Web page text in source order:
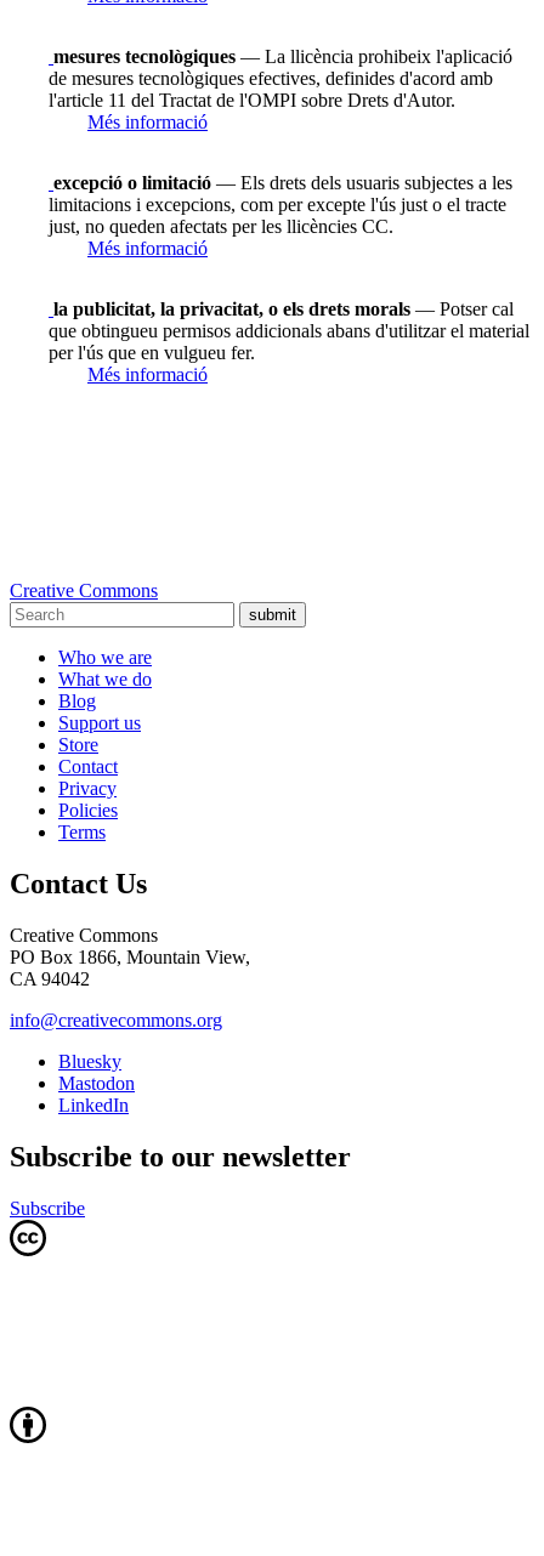
mesures tecnològiques — La llicència prohibeix l'aplicació
de mesures tecnològiques efectives, definides d'acord amb
l'article 11 del Tractat de l'OMPI sobre Drets d'Autor.
Més informació
excepció o limitació — Els drets dels usuaris subjectes a les
limitacions i excepcions, com per excepte l'ús just o el tracte
just, no queden afectats per les llicències CC.
Més informació
la publicitat, la privacitat, o els drets morals — Potser cal
que obtingueu permisos addicionals abans d'utilitzar el material
per l'ús que en vulgueu fer.
Més informació
Creative Commons
submit
Who we are
What we do
Blog
Support us
Store
Contact
Privacy
Policies
Terms
Contact Us
Creative Commons
PO Box 1866, Mountain View,
CA 94042
info@creativecommons.org
Bluesky
Mastodon
LinkedIn
Subscribe to our newsletter
Subscribe